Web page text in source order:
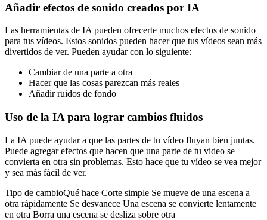
Añadir efectos de sonido creados por IA
Las herramientas de IA pueden ofrecerte muchos efectos de sonido
para tus vídeos. Estos sonidos pueden hacer que tus vídeos sean más
divertidos de ver. Pueden ayudar con lo siguiente:
Cambiar de una parte a otra
Hacer que las cosas parezcan más reales
Añadir ruidos de fondo
Uso de la IA para lograr cambios fluidos
La IA puede ayudar a que las partes de tu vídeo fluyan bien juntas.
Puede agregar efectos que hacen que una parte de tu video se
convierta en otra sin problemas. Esto hace que tu vídeo se vea mejor
y sea más fácil de ver.
Tipo de cambioQué hace Corte simple Se mueve de una escena a
otra rápidamente Se desvanece Una escena se convierte lentamente
en otra Borra una escena se desliza sobre otra